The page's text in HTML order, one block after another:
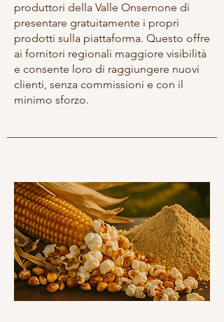
produttori della Valle Onsernone di
presentare gratuitamente i propri
prodotti sulla piattaforma. Questo offre
ai fornitori regionali maggiore visibilità
e consente loro di raggiungere nuovi
clienti, senza commissioni e con il
minimo sforzo.